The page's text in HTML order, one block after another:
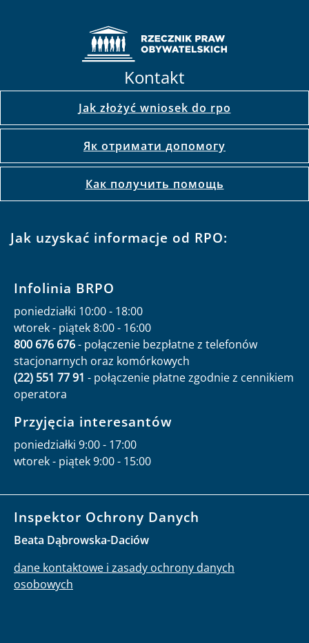
Kontakt
Jak złożyć wniosek do rpo
Як отримати допомогу
Как получить помощь
Jak uzyskać informacje od RPO:
Infolinia BRPO
poniedziałki 10:00 - 18:00
wtorek - piątek 8:00 - 16:00
800 676 676- połączenie bezpłatne z telefonów
stacjonarnych oraz komórkowych
(22) 551 77 91 - połączenie płatne zgodnie z cennikiem
operatora
Przyjęcia interesantów
poniedziałki 9:00 - 17:00
wtorek - piątek 9:00 - 15:00
Inspektor Ochrony Danych
Beata Dąbrowska-Daciów
dane kontaktowe i zasady ochrony danych
osobowych